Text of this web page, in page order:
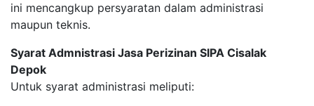
ini mencangkup persyaratan dalam administrasi
maupun teknis.
Syarat Admnistrasi Jasa Perizinan SIPA Cisalak
Depok
Untuk syarat administrasi meliputi: